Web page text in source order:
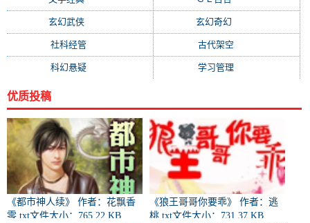
玄幻武侠(1307) 玄幻奇幻
社科经管 古代架空
科幻悬疑 学习管理
优质投稿
《都市神人续》 作者：花飘香
零 txt文件大小：765.22 KB
《狼王哥哥你要乖》 作者：逃
桃 txt文件大小：731.37 KB